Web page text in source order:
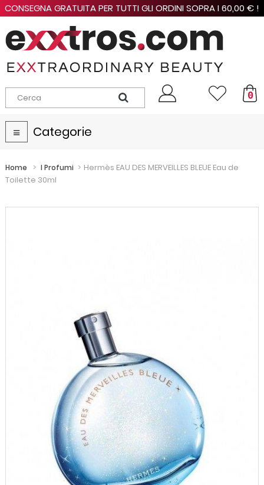
CONSEGNA GRATUITA PER TUTTI GLI ORDINI SOPRA I 60,00 € !
0
Navigazione
Toggle
Categorie
Home > I Profumi > Hermès EAU DES MERVEILLES BLEUE Eau de
Toilette 30ml